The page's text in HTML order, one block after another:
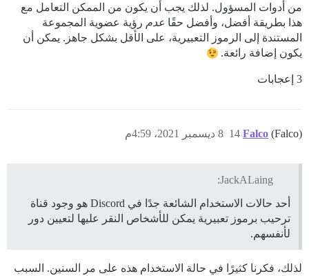
من أدوات المسؤول. لذلك يجب أن يكون من الممكن التعامل مع
هذا بطريقة أفضل، وأفضل حقًا عدم رؤية عضوية المجموعة
المستندة إلى الرموز التعبيرية، على الأقل بشكل جاهز. يمكن أن
يكون إضافة رائعة.
3 إعجابات
Falco (Falco) 8 ديسمبر 2021، 4:59م 14
JackALaing:
أحد حالات الاستخدام الشائعة جدًا في Discord هو وجود قناة
ترحيب برموز تعبيرية يمكن للأشخاص النقر عليها لتعيين دور
لأنفسهم.
لذلك، فكرنا كثيرًا في حالة الاستخدام هذه على مر السنين. السبب